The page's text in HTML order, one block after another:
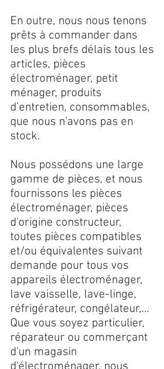
En outre, nous nous tenons
prêts à commander dans
les plus brefs délais tous les
articles, pièces
électroménager, petit
ménager, produits
d’entretien, consommables,
que nous n'avons pas en
stock.
Nous possédons une large
gamme de pièces, et nous
fournissons les pièces
électroménager, pièces
d'origine constructeur,
toutes pièces compatibles
et/ou équivalentes suivant
demande pour tous vos
appareils électroménager,
lave vaisselle, lave-linge,
réfrigérateur, congélateur,...
Que vous soyez particulier,
réparateur ou commerçant
d'un magasin